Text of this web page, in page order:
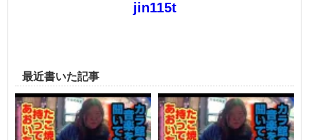
jin115t
最近書いた記事